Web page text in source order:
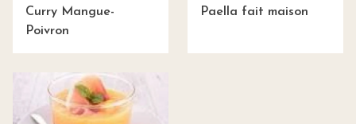
Curry Mangue-
Poivron
Paella fait maison